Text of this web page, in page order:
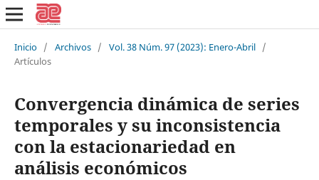
Inicio / Archivos / Vol. 38 Núm. 97 (2023): Enero-Abril /
Artículos
Convergencia dinámica de series
temporales y su inconsistencia
con la estacionariedad en
análisis económicos